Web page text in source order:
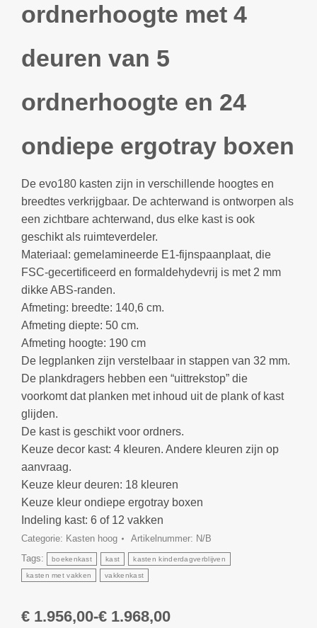
ordnerhoogte met 4
deuren van 5
ordnerhoogte en 24
ondiepe ergotray boxen
De evo180 kasten zijn in verschillende hoogtes en
breedtes verkrijgbaar. De achterwand is ontworpen als
een zichtbare achterwand, dus elke kast is ook
geschikt als ruimteverdeler.
Materiaal: gemelamineerde E1-fijnspaanplaat, die
FSC-gecertificeerd en formaldehydevrij is met 2 mm
dikke ABS-randen.
Afmeting: breedte: 140,6 cm.
Afmeting diepte: 50 cm.
Afmeting hoogte: 190 cm
De legplanken zijn verstelbaar in stappen van 32 mm.
De plankdragers hebben een “uittrekstop” die
voorkomt dat planken met inhoud uit de plank of kast
glijden.
De kast is geschikt voor ordners.
Keuze decor kast: 4 kleuren. Andere kleuren zijn op
aanvraag.
Keuze kleur deuren: 18 kleuren
Keuze kleur ondiepe ergotray boxen
Indeling kast: 6 of 12 vakken
Categorie: Kasten hoog Artikelnummer: N/B
Tags:
boekenkast kast kasten kinderdagverblijven
kasten met vakken vakkenkast
€ 1.956,00-€ 1.968,00